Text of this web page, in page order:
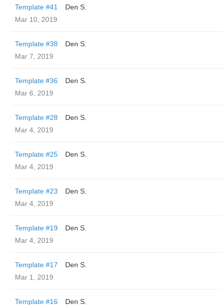
Template #41
Den S.
Mar 10, 2019
Template #38
Den S.
Mar 7, 2019
Template #36
Den S.
Mar 6, 2019
Template #28
Den S.
Mar 4, 2019
Template #25
Den S.
Mar 4, 2019
Template #23
Den S.
Mar 4, 2019
Template #19
Den S.
Mar 4, 2019
Template #17
Den S.
Mar 1, 2019
Template #16
Den S.